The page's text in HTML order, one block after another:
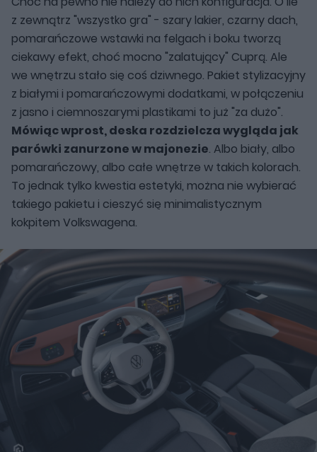
z zewnątrz "wszystko gra" - szary lakier, czarny dach,
pomarańczowe wstawki na felgach i boku tworzą
ciekawy efekt, choć mocno "zalatujący" Cuprą. Ale
we wnętrzu stało się coś dziwnego. Pakiet stylizacyjny
z białymi i pomarańczowymi dodatkami, w połączeniu
z jasno i ciemnoszarymi plastikami to już "za dużo".
Mówiąc wprost, deska rozdzielcza wygląda jak
parówki zanurzone w majonezie. Albo biały, albo
pomarańczowy, albo całe wnętrze w takich kolorach.
To jednak tylko kwestia estetyki, można nie wybierać
takiego pakietu i cieszyć się minimalistycznym
kokpitem Volkswagena.